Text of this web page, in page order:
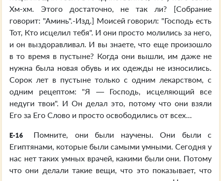
Хм-хм. Этого достаточно, не так ли? [Собрание
говорит: "Аминь".-Изд.] Моисей говорил: "Господь есть
Тот, Кто исцелил тебя". И они просто молились за него,
и он выздоравливал. И вы знаете, что еще произошло
в то время в пустыне? Когда они вышли, им даже не
нужна была новая обувь и их одежды не износились.
Сорок лет в пустыне только с одним лекарством, с
одним рецептом: "Я — Господь, исцеляющий все
недуги твои". И Он делал это, потому что они взяли
Его за Его Слово и просто освободились от всех...
E-16
Помните, они были научены. Они были с
Египтянами, которые были самыми умными. Сегодня у
нас нет таких умных врачей, какими были они. Потому
что они делали такие вещи, что это показывает, что